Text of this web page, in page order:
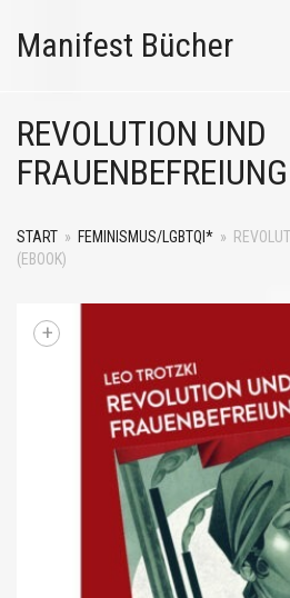
Manifest Bücher
REVOLUTION UND
START » FEMINISMUS/LGBTQI* »
(EBOOK)
+